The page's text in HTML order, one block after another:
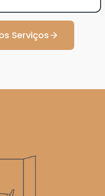
Serviços